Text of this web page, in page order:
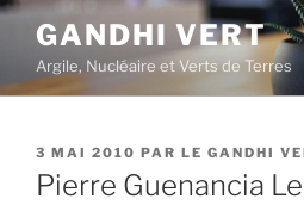
Aller
contenu
principal
GANDHI VERT
Argile, Nucléaire et Verts de Terres
PUBLIÉ
LE
3 MAI 2010 PAR LE GANDHI
Pierre Guenancia